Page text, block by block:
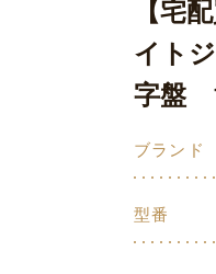
【宅
イト
字盤
ブランド
型番